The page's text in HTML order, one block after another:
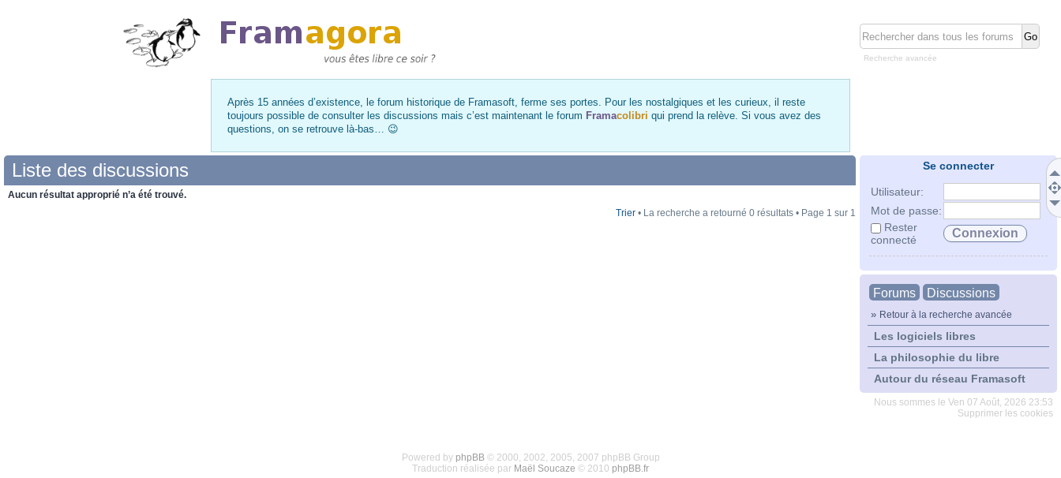
Recherche avancée
Après 15 années d’existence, le forum historique de Framasoft, ferme ses portes. Pour les nostalgiques et les curieux, il reste
toujours possible de consulter les discussions mais c’est maintenant le forum Framacolibri qui prend la relève. Si vous avez des
questions, on se retrouve là-bas… 😉
Se connecter
Utilisateur:
Mot de passe:
Rester
connecté
Forums Discussions
» Retour à la recherche avancée
Les logiciels libres
La philosophie du libre
Autour du réseau Framasoft
Nous sommes le Ven 07 Août, 2026 23:53
Supprimer les cookies
Liste des discussions
Aucun résultat approprié n’a été trouvé.
Trier • La recherche a retourné 0 résultats • Page 1 sur 1
Powered by phpBB© 2000, 2002, 2005, 2007 phpBB Group
Traduction réalisée par Maël Soucaze © 2010 phpBB.fr